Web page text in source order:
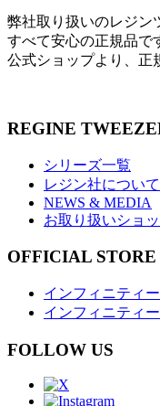
弊社取り扱いのレジン
すべて安心の正規品で
公式ショップより、正
REGINE
シリーズ一覧
レジン社について
NEWS & MEDIA
お取り扱いショ
OFFICIAL STORE
インフィニティ
インフィニティ
FOLLOW US